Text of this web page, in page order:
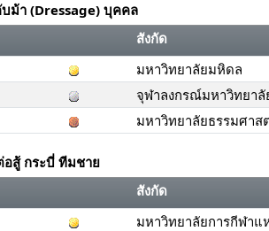
ม้า (Dressage) บุคคล
สังกัด
มหาวิทยาลัยมหิดล
จุฬาลงกรณ์มหาวิทยาลั
มหาวิทยาลัยธรรมศาส
สู้ กระบี่ ทีมชาย
สังกัด
มหาวิทยาลัยการกีฬาแ